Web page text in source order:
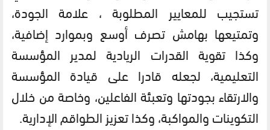
تستجيب للمعايير المطلوبة ، علامة الجودة،
وتمتيعها بهامش تصرف أوسع وبموارد إضافية،
وكذا تقوية القدرات الريادية لمدير المؤسسة
التعليمية، لجعله قادرا على قيادة المؤسسة
والارتقاء بجودتها وتعبئة الفاعلين، وخاصة من خلال
التكوينات والمواكبة، وكذا تعزيز الطواقم الإدارية.